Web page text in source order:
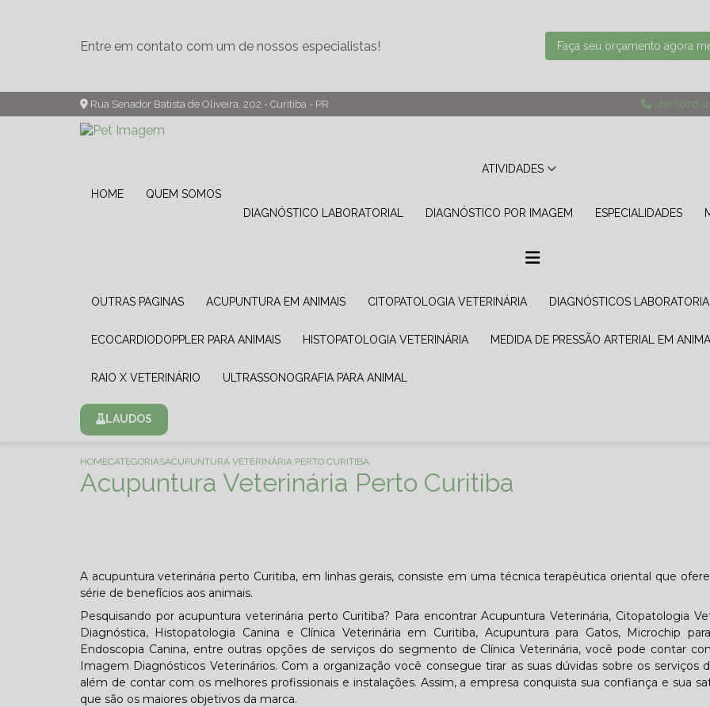
Entre em contato com um de nossos especialistas! Faça seu orçamento agora
Rua Senador Batista de Oliveira, 202 - Curitiba - PR (41) 3076-
HOME QUEM SOMOS
ATIVIDADES
DIAGNÓSTICO LABORATORIAL DIAGNÓSTICO POR IMAGEM ESPECIALIDADES
OUTRAS PAGINAS ACUPUNTURA EM ANIMAIS CITOPATOLOGIA VETERINÁRIA DIAGNÓSTICOS
ECOCARDIODOPPLER PARA ANIMAIS HISTOPATOLOGIA VETERINÁRIA MEDIDA DE PRESSÃO ARTERIAL EM
RAIO X VETERINÁRIO ULTRASSONOGRAFIA PARA ANIMAL
LAUDOS
HOMECATEGORIASACUPUNTURA VETERINÁRIA PERTO CURITIBA
Acupuntura Veterinária Perto Curitiba
A acupuntura veterinária perto Curitiba, em linhas gerais, consiste em uma técnica terapêutica oriental que
série de benefícios aos animais.
Pesquisando por acupuntura veterinária perto Curitiba? Para encontrar Acupuntura Veterinária, Citopatologia
Diagnóstica, Histopatologia Canina e Clínica Veterinária em Curitiba, Acupuntura para Gatos, Microchip
Endoscopia Canina, entre outras opções de serviços do segmento de Clínica Veterinária, você pode contar
Imagem Diagnósticos Veterinários. Com a organização você consegue tirar as suas dúvidas sobre os serviços
além de contar com os melhores profissionais e instalações. Assim, a empresa conquista sua confiança e sua
que são os maiores objetivos da marca.